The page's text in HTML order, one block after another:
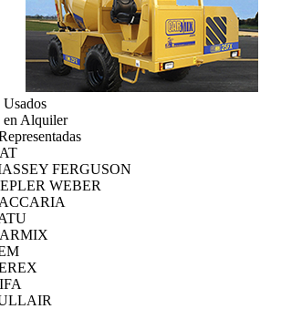
en Alquiler
FERGUSON
WEBER